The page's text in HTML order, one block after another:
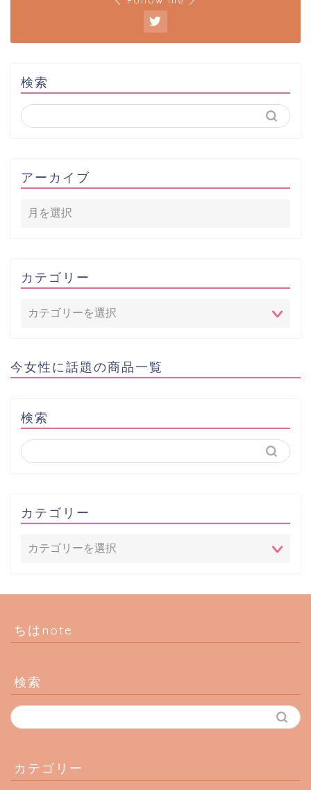
検索
アーカイブ
カテゴリー
今女性に話題の商品一覧
検索
カテゴリー
ちはnote
検索
カテゴリー